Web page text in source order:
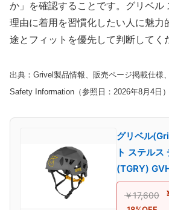
か」を確認することです。グリベル
理由に着用を習慣化したい人に魅力
途とフィットを優先して判断してく
出典：Grivel製品情報、販売ページ掲載仕様
Safety Information（参照日：2026年8月4日）
グリベル
ト ステルス
(TGRY)
￥17,600